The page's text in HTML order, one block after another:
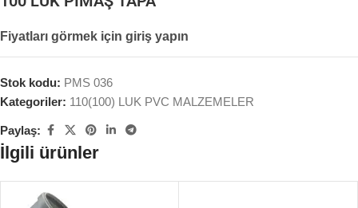
Fiyatları görmek için giriş yapın
Stok kodu: PMS 036
Kategoriler: 110(100) LUK PVC MALZEMELER
Paylaş:
İlgili ürünler